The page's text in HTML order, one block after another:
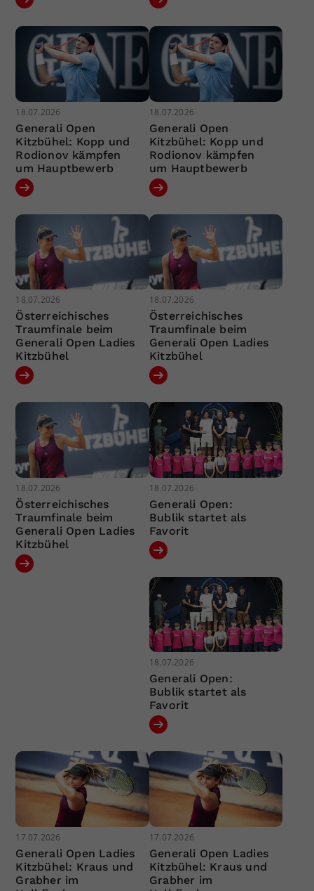
18.07.2026
Generali Open
Kitzbühel: Kopp und
Rodionov kämpfen
um Hauptbewerb
18.07.2026
Generali Open
Kitzbühel: Kopp und
Rodionov kämpfen
um Hauptbewerb
18.07.2026
Österreichisches
Traumfinale beim
Generali Open Ladies
Kitzbühel
18.07.2026
Österreichisches
Traumfinale beim
Generali Open Ladies
Kitzbühel
18.07.2026
Österreichisches
Traumfinale beim
Generali Open Ladies
Kitzbühel
18.07.2026
Generali Open:
Bublik startet als
Favorit
18.07.2026
Generali Open:
Bublik startet als
Favorit
17.07.2026
Generali Open Ladies
Kitzbühel: Kraus und
Grabher im
17.07.2026
Generali Open Ladies
Kitzbühel: Kraus und
Grabher im